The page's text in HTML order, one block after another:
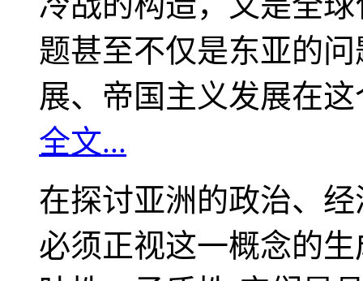
题甚至不仅是东亚的
展、帝国主义发展在
全文...
在探讨亚洲的政治、
必须正视这一概念的